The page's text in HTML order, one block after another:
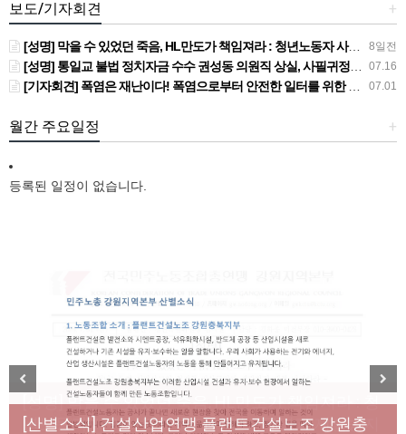
+
보도/기자회견
8일전
[성명] 막을 수 있었던 죽음, HL만도가 책임져라 : 청년노동자 사망사고의 철저한 진상규명과 재발방지 대책 마련하라
07.16
[성명] 통일교 불법 정치자금 수수 권성동 의원직 상실, 사필귀정이다
07.01
[기자회견] 폭염은 재난이다! 폭염으로부터 안전한 일터를 위한 민주노총 강원지역본부 폭염감시단 선포 기자회견
+
월간 주요일정
등록된 일정이 없습니다.
[성명] 막을 수 있었던 죽음, HL만도가 책임져라 : 청
년노동자 사망사고의 철저한 진상규명과 재발방지
[산별소식] 건설산업연맹 플랜트건설노조 강원충
Previous Next